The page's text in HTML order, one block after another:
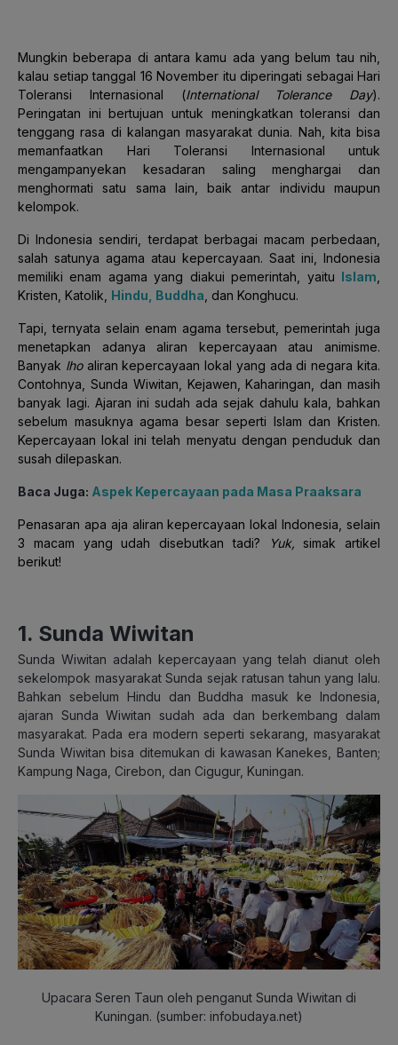
Mungkin beberapa di antara kamu ada yang belum tau nih,
kalau setiap tanggal 16 November itu diperingati sebagai Hari
Toleransi Internasional (International Tolerance Day).
Peringatan ini bertujuan untuk meningkatkan toleransi dan
tenggang rasa di kalangan masyarakat dunia. Nah, kita bisa
memanfaatkan Hari Toleransi Internasional untuk
mengampanyekan kesadaran saling menghargai dan
menghormati satu sama lain, baik antar individu maupun
kelompok.
Di Indonesia sendiri, terdapat berbagai macam perbedaan,
salah satunya agama atau kepercayaan. Saat ini, Indonesia
memiliki enam agama yang diakui pemerintah, yaitu Islam
Kristen, Katolik, Hindu, Buddha , dan Konghucu.
Tapi, ternyata selain enam agama tersebut, pemerintah juga
menetapkan adanya aliran kepercayaan atau animisme.
Banyak lhoaliran kepercayaan lokal yang ada di negara kita.
Contohnya, Sunda Wiwitan, Kejawen, Kaharingan, dan masih
banyak lagi. Ajaran ini sudah ada sejak dahulu kala, bahkan
sebelum masuknya agama besar seperti Islam dan Kristen.
Kepercayaan lokal ini telah menyatu dengan penduduk dan
susah dilepaskan.
Baca Juga: Aspek Kepercayaan pada Masa Praaksara
Penasaran apa aja aliran kepercayaan lokal Indonesia, selain
3 macam yang udah disebutkan tadi?
Yuk, simak artikel
berikut!
1. Sunda Wiwitan
Sunda Wiwitan adalah kepercayaan yang telah dianut oleh
sekelompok masyarakat Sunda sejak ratusan tahun yang lalu.
Bahkan sebelum Hindu dan Buddha masuk ke Indonesia,
ajaran Sunda Wiwitan sudah ada dan berkembang dalam
masyarakat. Pada era modern seperti sekarang, masyarakat
Sunda Wiwitan bisa ditemukan di kawasan Kanekes, Banten;
Kampung Naga, Cirebon, dan Cigugur, Kuningan.
Upacara Seren Taun oleh penganut Sunda Wiwitan di
Kuningan. (sumber: infobudaya.net)